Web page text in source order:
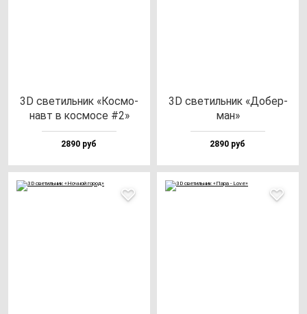
3D све­тиль­ник «Кос­мо­
навт в кос­мо­се #2»
2890 руб
3D све­тиль­ник «Добер­
ман»
2890 руб